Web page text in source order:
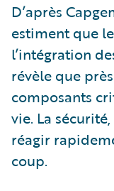
D’après
estiment que
l’intégration
révèle que
composants
vie. La
réagir
coup.